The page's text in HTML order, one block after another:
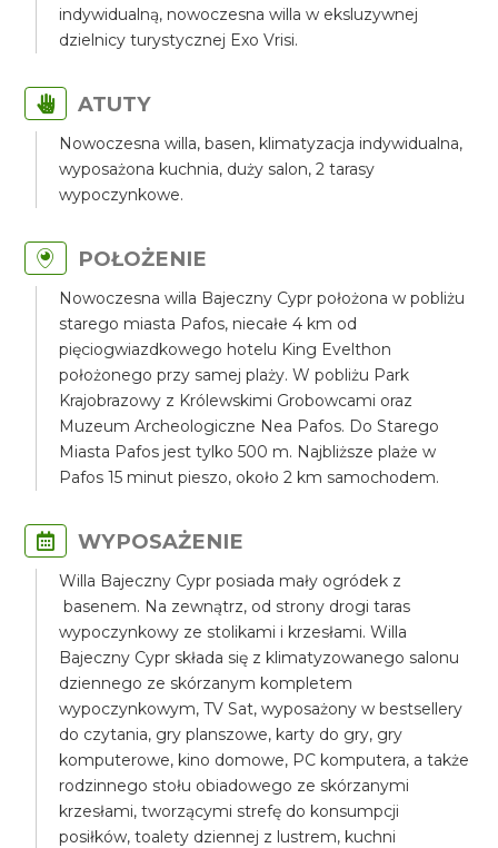
indywidualną, nowoczesna willa w eksluzywnej
dzielnicy turystycznej Exo Vrisi.
ATUTY
Nowoczesna willa, basen, klimatyzacja indywidualna,
wyposażona kuchnia, duży salon, 2 tarasy
wypoczynkowe.
POŁOŻENIE
Nowoczesna willa Bajeczny Cypr położona w pobliżu
starego miasta Pafos, niecałe 4 km od
pięciogwiazdkowego hotelu King Evelthon
położonego przy samej plaży. W pobliżu Park
Krajobrazowy z Królewskimi Grobowcami oraz
Muzeum Archeologiczne Nea Pafos. Do Starego
Miasta Pafos jest tylko 500 m. Najbliższe plaże w
Pafos 15 minut pieszo, około 2 km samochodem.
WYPOSAŻENIE
Willa Bajeczny Cypr posiada mały ogródek z
basenem. Na zewnątrz, od strony drogi taras
wypoczynkowy ze stolikami i krzesłami. Willa
Bajeczny Cypr składa się z klimatyzowanego salonu
dziennego ze skórzanym kompletem
wypoczynkowym, TV Sat, wyposażony w bestsellery
do czytania, gry planszowe, karty do gry, gry
komputerowe, kino domowe, PC komputera, a także
rodzinnego stołu obiadowego ze skórzanymi
krzesłami, tworzącymi strefę do konsumpcji
posiłków, toalety dziennej z lustrem, kuchni